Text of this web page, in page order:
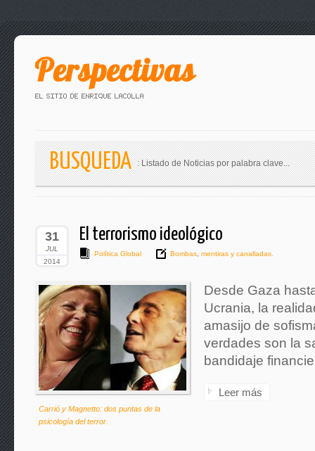
BUSQUEDA : Listado de Noticias por palabra clave...
31
JUL
2014
El terrorismo ideológico
Política Global Bombas mentiras y canalladas.
Carrió y Magnetto: dos puntas de la
psicología del terror.
Desde Gaza
Ucrania, la
amasijo de
verdades son la
bandidaje
Leer más